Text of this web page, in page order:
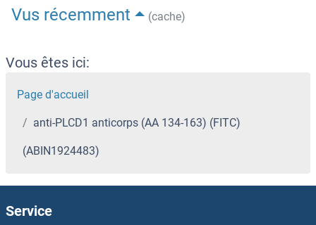
Vus récemment (cache)
Vous êtes ici:
Page d'accueil
anti-PLCD1 anticorps (AA 134-163) (FITC)
(ABIN1924483)
Service